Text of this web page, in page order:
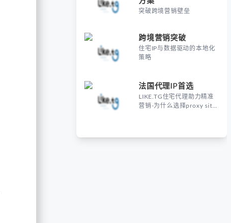
突破跨境营销壁垒
跨境营销突破
住宅IP与数据驱动的本地化
策略
法国代理IP首选
LIKE.TG住宅代理助力精准
营销-为什么选择proxy site